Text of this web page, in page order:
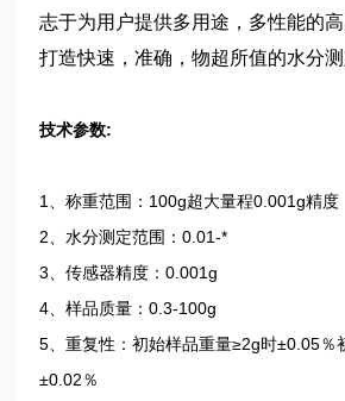
志于为用户提供多用途，多性能的
打造快速，准确，物超所值的水分测
技术参数:
1、称重范围：100g超大量程0.001g精度
2、水分测定范围：0.01-*
3、传感器精度：0.001g
4、样品质量：0.3-100g
5、重复性：初始样品重量≥2g时±0.05％
±0.02％